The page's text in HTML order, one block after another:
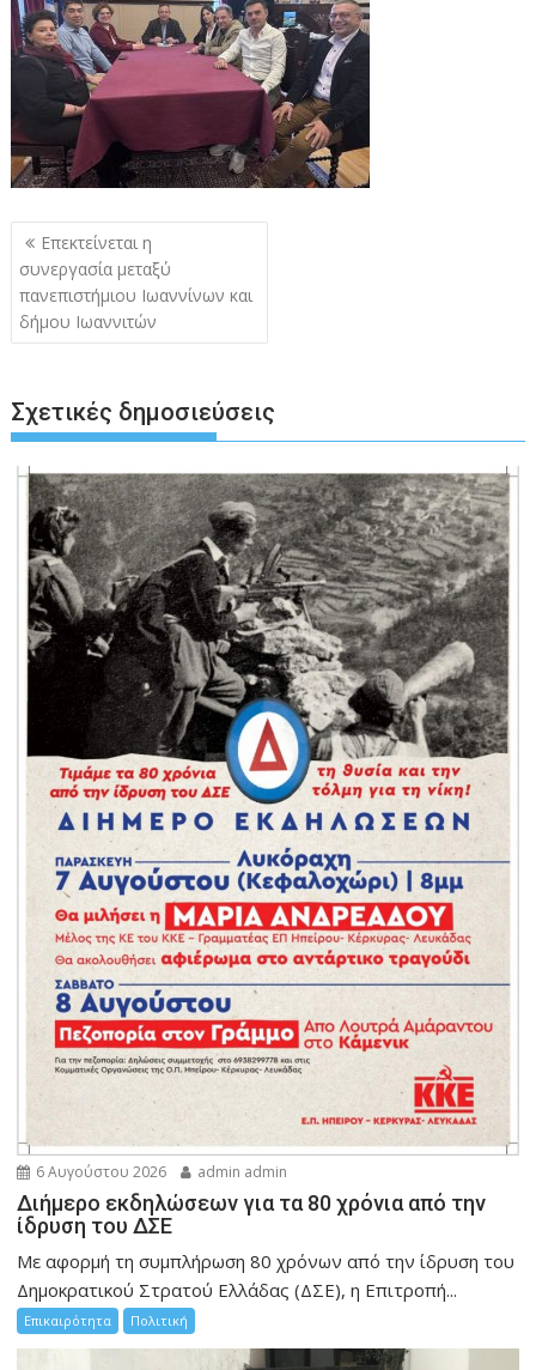
Πλοήγηση
άρθρων
Επεκτείνεται η
συνεργασία μεταξύ
πανεπιστήμιου Ιωαννίνων και
δήμου Ιωαννιτών
Σχετικές δημοσιεύσεις
6 Αυγούστου 2026 admin admin
Διήμερο εκδηλώσεων για τα 80 χρόνια από την
ίδρυση του ΔΣΕ
Με αφορμή τη συμπλήρωση 80 χρόνων από την ίδρυση του
Δημοκρατικού Στρατού Ελλάδας (ΔΣΕ), η Επιτροπή...
Επικαιρότητα Πολιτική